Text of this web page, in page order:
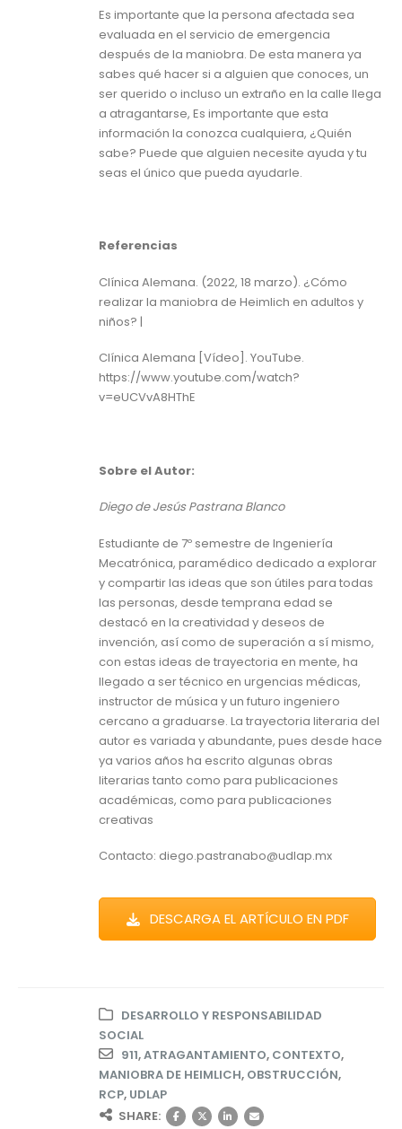
Es importante que la persona afectada sea
evaluada en el servicio de emergencia
después de la maniobra. De esta manera ya
sabes qué hacer si a alguien que conoces, un
ser querido o incluso un extraño en la calle llega
a atragantarse, Es importante que esta
información la conozca cualquiera, ¿Quién
sabe? Puede que alguien necesite ayuda y tu
seas el único que pueda ayudarle.
Referencias
Clínica Alemana. (2022, 18 marzo). ¿Cómo
realizar la maniobra de Heimlich en adultos y
niños? |
Clínica Alemana [Vídeo]. YouTube.
https://www.youtube.com/watch?
v=eUCVvA8HThE
Sobre el Autor:
Diego de Jesús Pastrana Blanco
Estudiante de 7º semestre de Ingeniería
Mecatrónica, paramédico dedicado a explorar
y compartir las ideas que son útiles para todas
las personas, desde temprana edad se
destacó en la creatividad y deseos de
invención, así como de superación a sí mismo,
con estas ideas de trayectoria en mente, ha
llegado a ser técnico en urgencias médicas,
instructor de música y un futuro ingeniero
cercano a graduarse. La trayectoria literaria del
autor es variada y abundante, pues desde hace
ya varios años ha escrito algunas obras
literarias tanto como para publicaciones
académicas, como para publicaciones
creativas
Contacto: diego.pastranabo@udlap.mx
DESCARGA EL ARTÍCULO EN PDF
DESARROLLO Y RESPONSABILIDAD
SOCIAL
911,ATRAGANTAMIENTO, CONTEXTO,
MANIOBRA DE HEIMLICH, OBSTRUCCIÓN,
RCP, UDLAP
SHARE: